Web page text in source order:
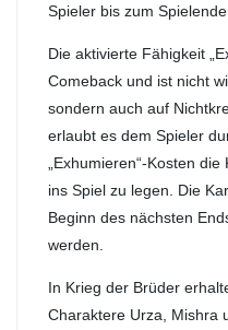
Spieler bis zum Spielende
Die aktivierte Fähigkeit
Comeback und ist nicht
sondern auch auf
erlaubt es dem Spieler
„Exhumieren“-Kosten
ins Spiel zu legen. Die
Beginn des nächsten
werden.
In Krieg der Brüder
Charaktere Urza, Mishra